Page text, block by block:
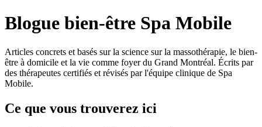
Blogue bien-être Spa Mobile
Articles concrets et basés sur la science sur la massothérapie, le bien-
être à domicile et la vie comme foyer du Grand Montréal. Écrits par
des thérapeutes certifiés et révisés par l'équipe clinique de Spa
Mobile.
Ce que vous trouverez ici